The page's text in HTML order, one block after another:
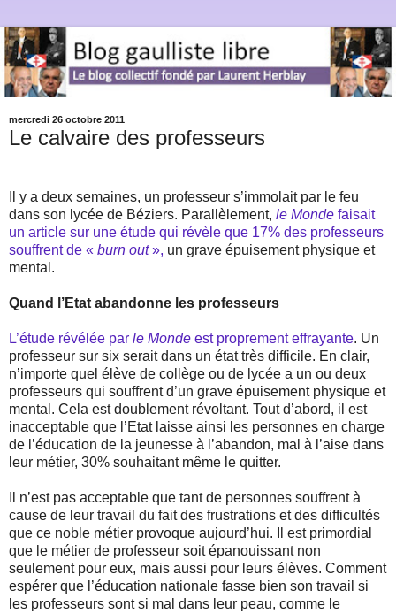
mercredi 26 octobre 2011
Le calvaire des professeurs
Il y a deux semaines, un professeur s’immolait par le feu
dans son lycée de Béziers. Parallèlement, le Monde faisait
un article sur une étude qui révèle que 17% des professeurs
souffrent de « burn out», un grave épuisement physique et
mental.
Quand l’Etat abandonne les professeurs
L’étude révélée par le Monde est proprement effrayante. Un
professeur sur six serait dans un état très difficile. En clair,
n’importe quel élève de collège ou de lycée a un ou deux
professeurs qui souffrent d’un grave épuisement physique et
mental. Cela est doublement révoltant. Tout d’abord, il est
inacceptable que l’Etat laisse ainsi les personnes en charge
de l’éducation de la jeunesse à l’abandon, mal à l’aise dans
leur métier, 30% souhaitant même le quitter.
Il n’est pas acceptable que tant de personnes souffrent à
cause de leur travail du fait des frustrations et des difficultés
que ce noble métier provoque aujourd’hui. Il est primordial
que le métier de professeur soit épanouissant non
seulement pour eux, mais aussi pour leurs élèves. Comment
espérer que l’éducation nationale fasse bien son travail si
les professeurs sont si mal dans leur peau, comme le